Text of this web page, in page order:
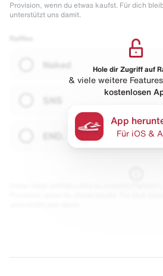
Provision, wenn du etwas kaufst. Für dich
unterstützt uns damit.
Naked Hole dir Zugriff auf
& viele weitere
kostenlosen
App
Für iOS &